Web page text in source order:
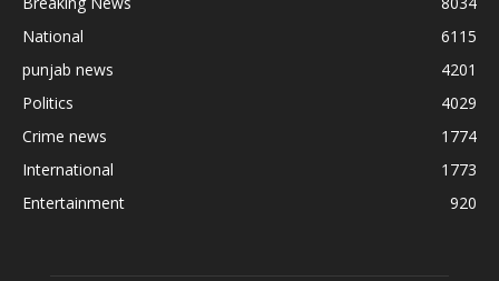
National
6115
punjab news
4201
Politics
4029
Crime news
1774
International
1773
Entertainment
920